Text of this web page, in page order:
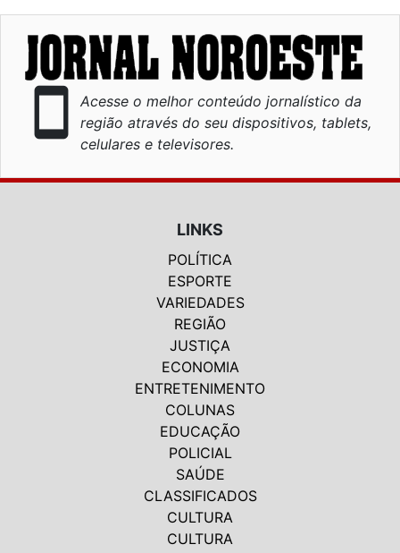
smartphone
Acesse o melhor conteúdo jornalístico da
região através do seu dispositivos, tablets,
celulares e televisores.
LINKS
POLÍTICA
ESPORTE
VARIEDADES
REGIÃO
JUSTIÇA
ECONOMIA
ENTRETENIMENTO
COLUNAS
EDUCAÇÃO
POLICIAL
SAÚDE
CLASSIFICADOS
CULTURA
CULTURA